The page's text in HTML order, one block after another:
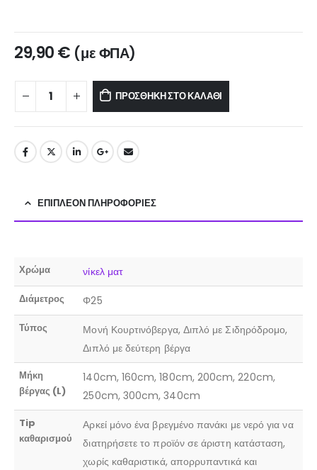
29,90€ (με ΦΠΑ)
ΠΡΟΣΘΉΚΗ ΣΤΟ ΚΑΛΆΘΙ
ΕΠΙΠΛΈΟΝ ΠΛΗΡΟΦΟΡΊΕΣ
Χρώμα νίκελ ματ
Διάμετρος Φ25
Τύπος
Μονή Κουρτινόβεργα, Διπλό με Σιδηρόδρομο,
Διπλό με δεύτερη βέργα
Μήκη
βέργας (L)
140cm, 160cm, 180cm, 200cm, 220cm,
250cm, 300cm, 340cm
Tip
καθαρισμού
Αρκεί μόνο ένα βρεγμένο πανάκι με νερό για να
διατηρήσετε το προϊόν σε άριστη κατάσταση,
χωρίς καθαριστικά, απορρυπαντικά και